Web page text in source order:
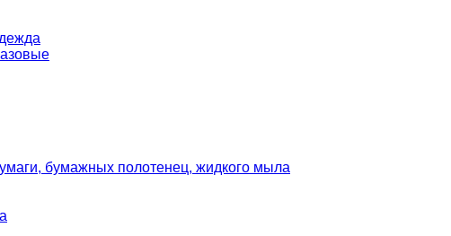
бумажных полотенец, жидкого мыла